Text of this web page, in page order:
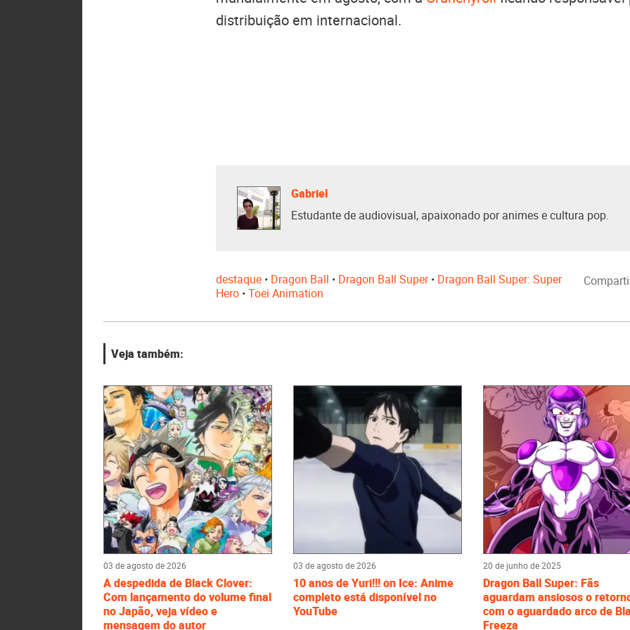
distribuição em internacional.
Gabriel
Estudante de audiovisual, apaixonado por animes e cultura pop.
destaque • Dragon Ball • Dragon Ball Super• Dragon Ball Super: Super
Hero •Toei Animation
Veja também:
03 de agosto de 2026
A despedida de Black Clover:
Com lançamento do volume final
no Japão, veja vídeo e
mensagem do autor
03 de agosto de 2026
10 anos de Yuri!!! on Ice: Anime
completo está disponível no
YouTube
20 de junho de 2025
Dragon Ball Super: Fãs
aguardam ansiosos o
com o aguardado arco de
Freeza